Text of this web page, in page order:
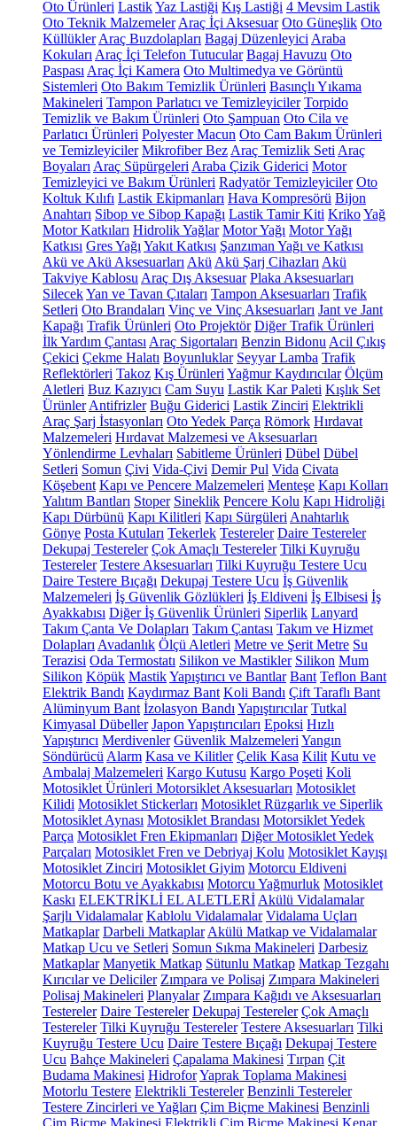
Oto Ürünleri LastikYaz Lastiği Kış Lastiği 4 Mevsim Lastik
Oto Teknik Malzemeler Araç İçi Aksesuar Oto Güneşlik Oto
Küllükler Araç Buzdolapları Bagaj Düzenleyici Araba
Kokuları Araç İçi Telefon Tutucular Bagaj Havuzu Oto
Paspası Araç İçi Kamera Oto Multimedya ve Görüntü
Sistemleri Oto Bakım Temizlik Ürünleri Basınçlı Yıkama
Makineleri Tampon Parlatıcı ve Temizleyiciler Torpido
Temizlik ve Bakım Ürünleri Oto Şampuan Oto Cila ve
Parlatıcı Ürünleri Polyester Macun Oto Cam Bakım Ürünleri
ve Temizleyiciler Mikrofiber Bez Araç Temizlik Seti Araç
Boyaları Araç Süpürgeleri Araba Çizik Giderici Motor
Temizleyici ve Bakım Ürünleri Radyatör Temizleyiciler Oto
Koltuk Kılıfı Lastik Ekipmanları Hava Kompresörü Bijon
Anahtarı Sibop ve Sibop Kapağı Lastik Tamir Kiti KrikoYağ
Motor Katkıları Hidrolik Yağlar Motor Yağı Motor Yağı
Katkısı Gres Yağı Yakıt Katkısı Şanzıman Yağı ve Katkısı
Akü ve Akü Aksesuarları Akü Akü Şarj Cihazları Akü
Takviye Kablosu Araç Dış Aksesuar Plaka Aksesuarları
SilecekYan ve Tavan Çıtaları Tampon Aksesuarları Trafik
Setleri Oto Brandaları Vinç ve Vinç Aksesuarları Jant ve Jant
Kapağı Trafik Ürünleri Oto Projektör Diğer Trafik Ürünleri
İlk Yardım Çantası Araç Sigortaları Benzin Bidonu Acil Çıkış
Çekici Çekme Halatı Boyunluklar Seyyar Lamba Trafik
Reflektörleri Takoz Kış Ürünleri Yağmur Kaydırıcılar Ölçüm
Aletleri Buz Kazıyıcı Cam Suyu Lastik Kar Paleti Kışlık Set
Ürünler Antifrizler Buğu Giderici Lastik Zinciri Elektrikli
Araç Şarj İstasyonları Oto Yedek Parça Römork Hırdavat
Malzemeleri Hırdavat Malzemesi ve Aksesuarları
Yönlendirme Levhaları Sabitleme Ürünleri Dübel Dübel
Setleri Somun Çivi Vida-Çivi Demir Pul Vida Civata
Köşebent Kapı ve Pencere Malzemeleri Menteşe Kapı Kolları
Yalıtım Bantları Stoper Sineklik Pencere Kolu Kapı Hidroliği
Kapı Dürbünü Kapı Kilitleri Kapı Sürgüleri Anahtarlık
Gönye Posta Kutuları Tekerlek Testereler Daire Testereler
Dekupaj Testereler Çok Amaçlı Testereler Tilki Kuyruğu
Testereler Testere Aksesuarları Tilki Kuyruğu Testere Ucu
Daire Testere Bıçağı Dekupaj Testere Ucu İş Güvenlik
Malzemeleri İş Güvenlik Gözlükleri İş Eldiveni İş Elbisesi İş
Ayakkabısı Diğer İş Güvenlik Ürünleri Siperlik Lanyard
Takım Çanta Ve Dolapları Takım Çantası Takım ve Hizmet
Dolapları Avadanlık Ölçü Aletleri Metre ve Şerit Metre Su
Terazisi Oda Termostatı Silikon ve Mastikler Silikon Mum
Silikon Köpük MastikYapıştırıcı ve Bantlar Bant Teflon Bant
Elektrik Bandı Kaydırmaz Bant Koli Bandı Çift Taraflı Bant
Alüminyum Bant İzolasyon Bandı Yapıştırıcılar Tutkal
Kimyasal Dübeller Japon Yapıştırıcıları Epoksi Hızlı
Yapıştırıcı Merdivenler Güvenlik Malzemeleri Yangın
Söndürücü Alarm Kasa ve Kilitler Çelik Kasa Kilit Kutu ve
Ambalaj Malzemeleri Kargo Kutusu Kargo Poşeti Koli
Motosiklet Ürünleri Motorsiklet Aksesuarları Motosiklet
Kilidi Motosiklet Stickerları Motosiklet Rüzgarlık ve Siperlik
Motosiklet Aynası Motosiklet Brandası Motorsiklet Yedek
Parça Motosiklet Fren Ekipmanları Diğer Motosiklet Yedek
Parçaları Motosiklet Fren ve Debriyaj Kolu Motosiklet Kayışı
Motosiklet Zinciri Motosiklet Giyim Motorcu Eldiveni
Motorcu Botu ve Ayakkabısı Motorcu Yağmurluk Motosiklet
Kaskı ELEKTRİKLİ EL ALETLERİ Akülü Vidalamalar
Şarjlı Vidalamalar Kablolu Vidalamalar Vidalama Uçları
Matkaplar Darbeli Matkaplar Akülü Matkap ve Vidalamalar
Matkap Ucu ve Setleri Somun Sıkma Makineleri Darbesiz
Matkaplar Manyetik Matkap Sütunlu Matkap Matkap Tezgahı
Kırıcılar ve Deliciler Zımpara ve Polisaj Zımpara Makineleri
Polisaj Makineleri Planyalar Zımpara Kağıdı ve Aksesuarları
Testereler Daire Testereler Dekupaj Testereler Çok Amaçlı
Testereler Tilki Kuyruğu Testereler Testere Aksesuarları Tilki
Kuyruğu Testere Ucu Daire Testere Bıçağı Dekupaj Testere
Ucu Bahçe Makineleri Çapalama Makinesi Tırpan Çit
Budama Makinesi HidroforYaprak Toplama Makinesi
Motorlu Testere Elektrikli Testereler Benzinli Testereler
Testere Zincirleri ve Yağları Çim Biçme Makinesi Benzinli
Çim Biçme Makinesi Elektrikli Çim Biçme Makinesi Kenar